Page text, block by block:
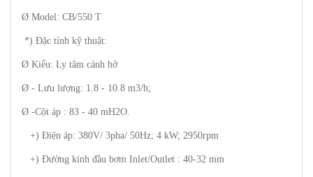
Ø Model: CB/550 T
*) Đặc tính kỹ thuật:
Ø Kiểu: Ly tâm cánh hở
Ø - Lưu lượng: 1.8 - 10.8 m3/h;
Ø -Cột áp : 83 - 40 mH2O.
+) Điện áp: 380V/ 3pha/ 50Hz; 4 kW; 2950rpm
+) Đường kính đầu bơm Inlet/Outlet : 40-32 mm